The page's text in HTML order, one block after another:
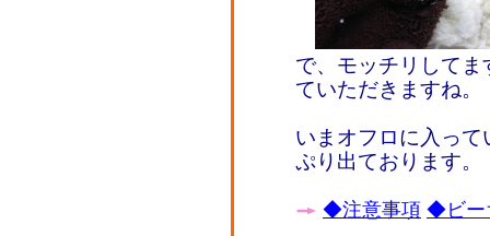
で、モッチリして
ていただきますね。
いまオフロに入っ
ぷり出ております。
◆注意事項 ◆ビー